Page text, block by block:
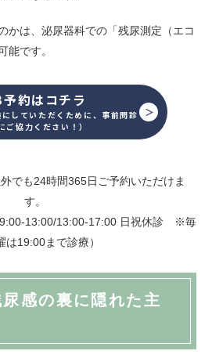
かは、泌尿器科での「残尿測定（エコ
能です。
約はコチラ
にしていただくために、事前問診
ご協力ください！）
でも24時間365日ご予約いただけま
す。
13:00/13:00-17:00 日祝休診 ※毎
は19:00まで診療）
尿感の裏に隠れた主